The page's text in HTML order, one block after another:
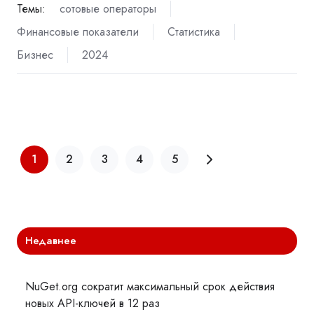
Темы:
сотовые операторы
Финансовые показатели
Статистика
Бизнес
2024
1 2 3 4 5
Недавнее
NuGet.org сократит максимальный срок действия
новых API-ключей в 12 раз